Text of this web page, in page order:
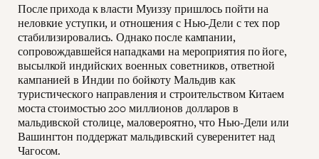
После прихода к власти Муиззу пришлось пойти на
неловкие уступки, и отношения с Нью-Дели с тех пор
стабилизировались. Однако после кампании,
сопровождавшейся нападками на мероприятия по йоге,
высылкой индийских военных советников, ответной
кампанией в Индии по бойкоту Мальдив как
туристического направления и строительством Китаем
моста стоимостью 200 миллионов долларов в
мальдивской столице, маловероятно, что Нью-Дели или
Вашингтон поддержат мальдивский суверенитет над
Чагосом.